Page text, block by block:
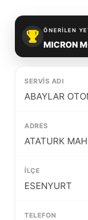
ÖNERILEN
MICRON
ABAYLAR
ATATURK
ESENYURT